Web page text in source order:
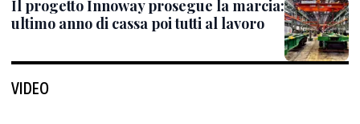
Il progetto Innoway prosegue la marcia:
ultimo anno di cassa poi tutti al lavoro
VIDEO